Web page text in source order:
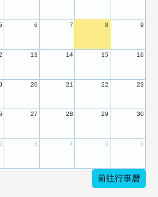
6 7 8 9
13 14 15 16
20 21 22 23
27 28 29 30
2 3 4 5 6
前往行事曆